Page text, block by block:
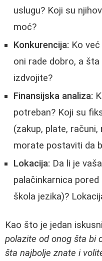
uslugu? Koji su
moć?
Konkurencija: Ko
oni rade dobro, a
izdvojite?
Finansijska analiza:
potreban? Koji su
(zakup, plate,
morate postaviti da
Lokacija: Da li je
palačinkarnica pored
škola jezika)?
Kao što je jedan
polazite od onog šta bi
šta najbolje znate i